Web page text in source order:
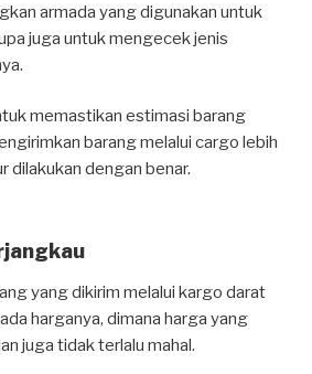
armada yang digunakan untuk
juga untuk mengecek jenis
memastikan estimasi barang
barang melalui cargo lebih
dilakukan dengan benar.
yang dikirim melalui kargo darat
harganya, dimana harga yang
juga tidak terlalu mahal.